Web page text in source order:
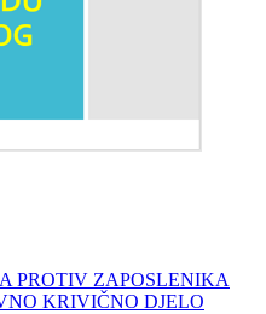
PROTIV ZAPOSLENIKA
KRIVIČNO DJELO